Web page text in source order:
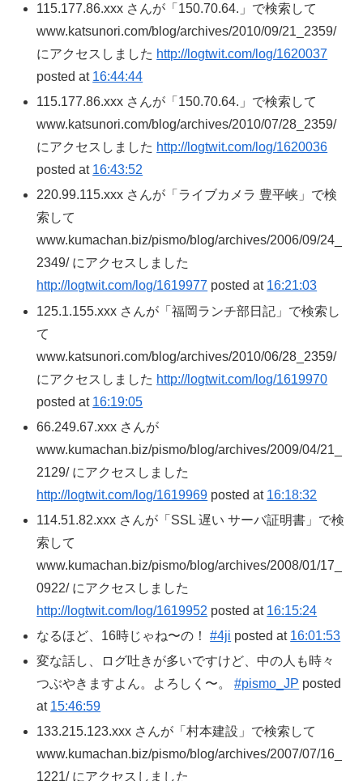
115.177.86.xxx さんが「150.70.64.」で検索して
www.katsunori.com/blog/archives/2010/09/21_2359/
にアクセスしました http://logtwit.com/log/1620037
posted at 16:44:44
115.177.86.xxx さんが「150.70.64.」で検索して
www.katsunori.com/blog/archives/2010/07/28_2359/
にアクセスしました http://logtwit.com/log/1620036
posted at 16:43:52
220.99.115.xxx さんが「ライブカメラ 豊平峡」で検
索して
www.kumachan.biz/pismo/blog/archives/2006/09/24_
2349/ にアクセスしました
http://logtwit.com/log/1619977 posted at 16:21:03
125.1.155.xxx さんが「福岡ランチ部日記」で検索し
て
www.katsunori.com/blog/archives/2010/06/28_2359/
にアクセスしました http://logtwit.com/log/1619970
posted at 16:19:05
66.249.67.xxx さんが
www.kumachan.biz/pismo/blog/archives/2009/04/21_
2129/ にアクセスしました
http://logtwit.com/log/1619969 posted at 16:18:32
114.51.82.xxx さんが「SSL 遅い サーバ証明書」で検
索して
www.kumachan.biz/pismo/blog/archives/2008/01/17_
0922/ にアクセスしました
http://logtwit.com/log/1619952 posted at 16:15:24
なるほど、16時じゃね〜の！#4ji posted at 16:01:53
変な話し、ログ吐きが多いですけど、中の人も時々
つぶやきますよん。よろしく〜。#pismo_JP posted
at 15:46:59
133.215.123.xxx さんが「村本建設」で検索して
www.kumachan.biz/pismo/blog/archives/2007/07/16_
1221/ にアクセスしました